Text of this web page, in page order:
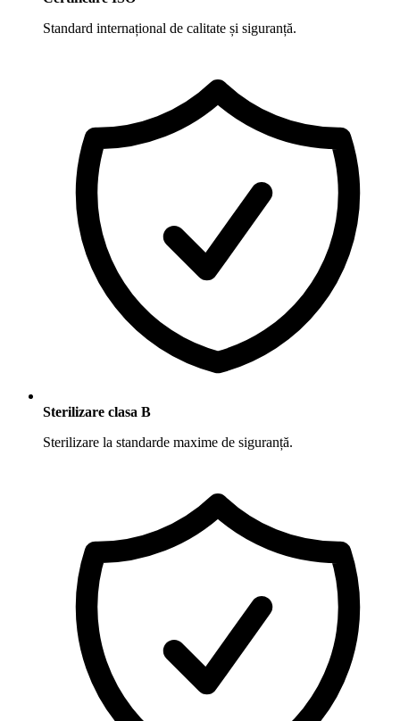
Standard internațional de calitate și siguranță.
Sterilizare clasa B
Sterilizare la standarde maxime de siguranță.